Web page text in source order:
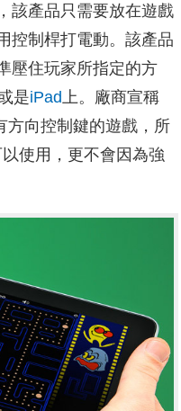
該產品只需要放在遊戲
控制桿打電動。該產品
壓住玩家所指定的方
是iPad 上。廠商宣稱
方向控制鍵的遊戲，所
使用，更不會因為強